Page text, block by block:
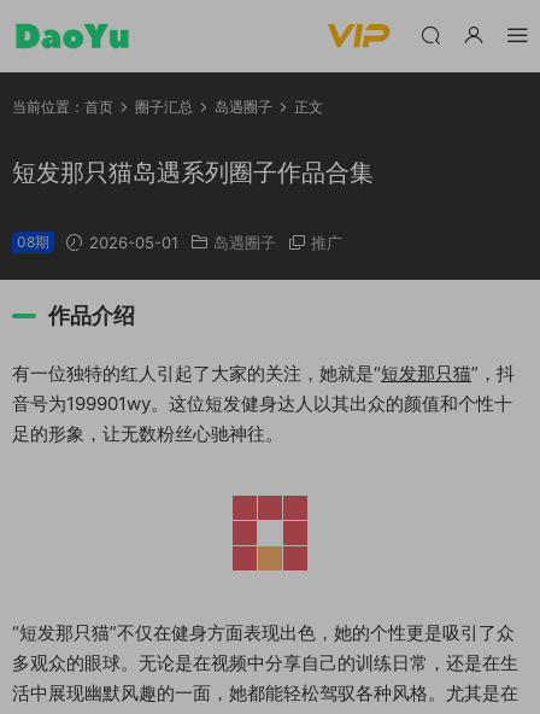
当前位置： 首页 圈子汇总 岛遇圈子 正文
短发那只猫岛遇系列圈子作品合集
08期 2026-05-01 岛遇圈子 推广
作品介绍
有一位独特的红人引起了大家的关注，她就是“短发那只猫”，抖
音号为199901wy。这位短发健身达人以其出众的颜值和个性十
足的形象，让无数粉丝心驰神往。
“短发那只猫”不仅在健身方面表现出色，她的个性更是吸引了众
多观众的眼球。无论是在视频中分享自己的训练日常，还是在生
活中展现幽默风趣的一面，她都能轻松驾驭各种风格。尤其是在